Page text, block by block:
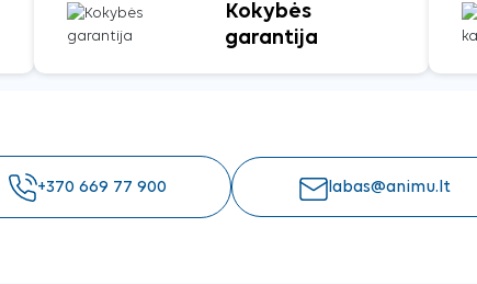
Kokybės
garantija
+370 669 77 900 labas@animu.lt